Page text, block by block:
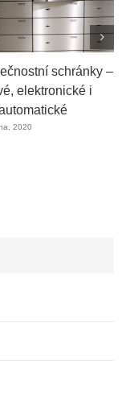
SafeStore Auto –
roboticky
klientské